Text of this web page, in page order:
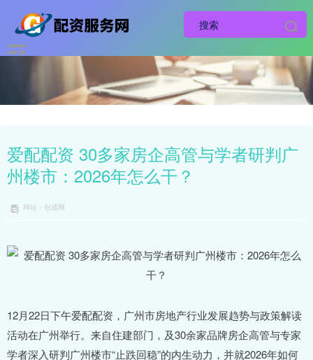
爱配配资 30多家房企高管与学者研判广
州楼市：2026年怎么干？
网站：创通网
12月22日下午爱配配资，广州市房地产行业发展趋势与政策解读
活动在广州举行。来自住建部门，及30余家品牌房企高管与专家
学者深入研判广州楼市“止跌回稳”的内生动力，并就2026年如何